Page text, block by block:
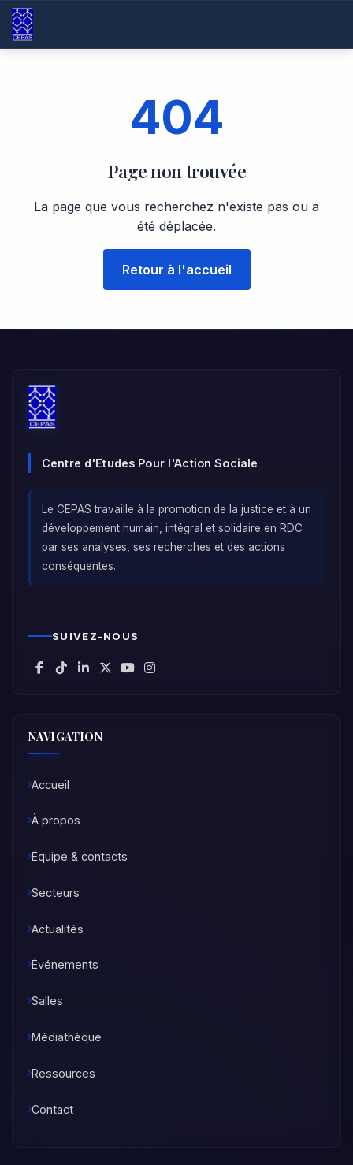
404
Page non trouvée
La page que vous recherchez n'existe pas ou a
été déplacée.
Retour à l'accueil
Centre d'Etudes Pour l'Action Sociale
Le CEPAS travaille à la promotion de la justice et à un
développement humain, intégral et solidaire en RDC
par ses analyses, ses recherches et des actions
conséquentes.
SUIVEZ-NOUS
NAVIGATION
Accueil
À propos
Équipe & contacts
Secteurs
Actualités
Événements
Salles
Médiathèque
Ressources
Contact